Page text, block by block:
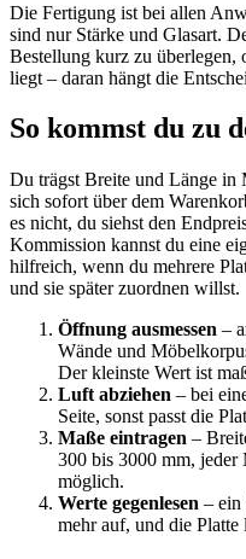
Die Fertigung ist bei allen
sind nur Stärke und Glasart.
Bestellung kurz zu überlegen,
liegt – daran hängt die
So kommst du zu
Du trägst Breite und Länge in
sich sofort über dem
es nicht, du siehst den
Kommission kannst du eine
hilfreich, wenn du mehrere
und sie später zuordnen willst.
Öffnung ausmessen –
Wände und
Der kleinste Wert ist
Luft abziehen – bei
Seite, sonst passt die
Maße eintragen –
300 bis 3000 mm,
möglich.
Werte gegenlesen – ein
mehr auf, und die Platte